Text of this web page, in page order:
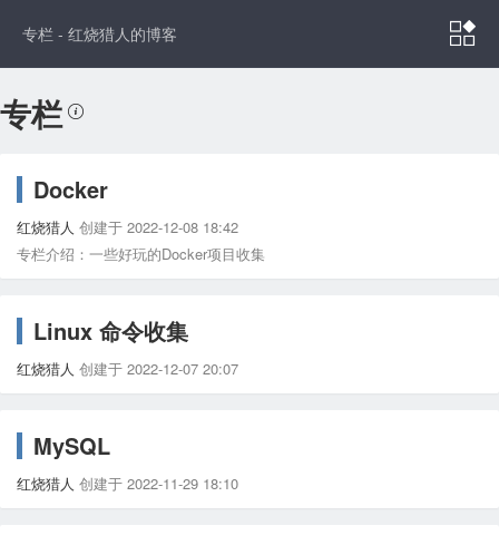
专栏 - 红烧猎人的博客 
专栏
Docker
红烧猎人 创建于 2022-12-08 18:42
专栏介绍：一些好玩的Docker项目收集
Linux 命令收集
红烧猎人 创建于 2022-12-07 20:07
MySQL
红烧猎人 创建于 2022-11-29 18:10